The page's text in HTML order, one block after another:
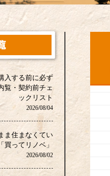
入する前に必ず
覧・契約前チェ
ックリスト
2026/08/04
ま住まなくてい
買ってリノベ」
2026/08/02